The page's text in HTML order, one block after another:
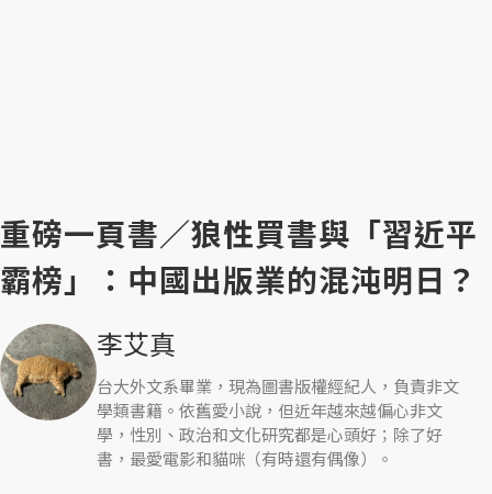
重磅一頁書／狼性買書與「習近平
霸榜」：中國出版業的混沌明日？
李艾真
台大外文系畢業，現為圖書版權經紀人，負責非文
學類書籍。依舊愛小說，但近年越來越偏心非文
學，性別、政治和文化研究都是心頭好；除了好
書，最愛電影和貓咪（有時還有偶像）。